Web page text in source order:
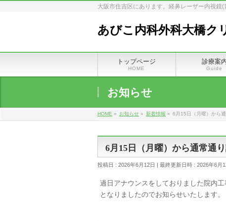
大阪市住吉区にあります。経鼻レーザー内視鏡
あびこ内科外科大橋ク
トップページ
HOME
診療案
Guide
お知らせ
HOME » お知らせ » 新着情報 » 6月15日（月曜）から
6月15日（月曜）から通常通
投稿日 : 2026年6月12日 最終更新日時 : 2026年6月
過日アナウンスをしておりました院内
となりましたのでお知らせいたします。